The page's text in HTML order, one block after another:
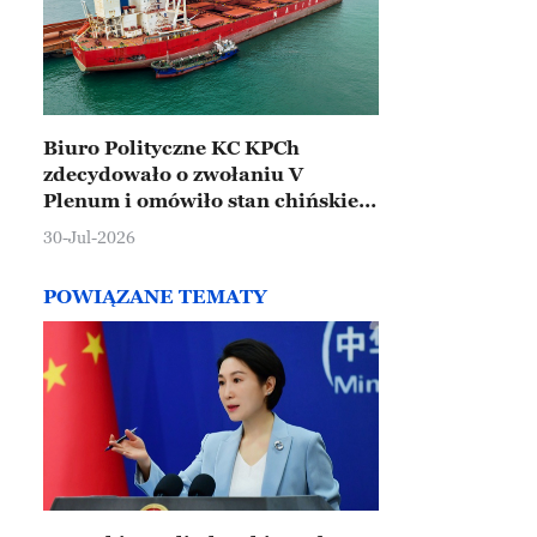
Biuro Polityczne KC KPCh
zdecydowało o zwołaniu V
Plenum i omówiło stan chińskiej
gospodarki
30-Jul-2026
POWIĄZANE TEMATY